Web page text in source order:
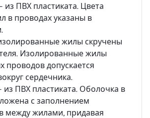
из ПВХ пластиката. Цвета
в проводах указаны в
жилы скручены
Изолированные жилы
проводов допускается
сердечника.
из ПВХ пластиката. Оболочка в
с заполнением
между жилами, придавая